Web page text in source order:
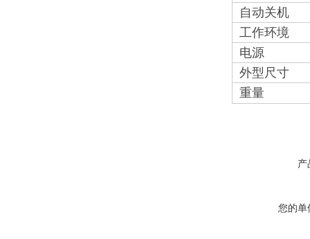
自动关机
工作环境
电源
外型尺寸
重量
产
您的单